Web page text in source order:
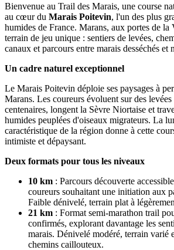
Bienvenue au Trail des Marais, une course
au cœur du Marais Poitevin, l'un des plus
humides de France. Marans, aux portes de la
terrain de jeu unique : sentiers de levées,
canaux et parcours entre marais desséchés et
Un cadre naturel exceptionnel
Le Marais Poitevin déploie ses paysages à
Marans. Les coureurs évoluent sur des levées
centenaires, longent la Sèvre Niortaise et
humides peuplées d'oiseaux migrateurs. La
caractéristique de la région donne à cette
intimiste et dépaysant.
Deux formats pour tous les niveaux
10 km : Parcours découverte
coureurs souhaitant une initiation aux
Faible dénivelé, terrain plat à
21 km : Format semi-marathon trail
confirmés, explorant davantage les
marais. Dénivelé modéré, terrain varié
chemins caillouteux.